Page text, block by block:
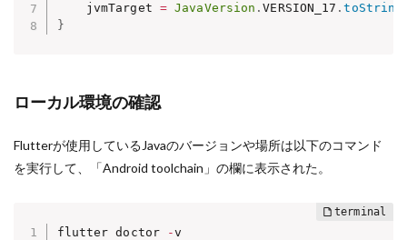
    jvmTarget
= JavaVersion .VERSION_17 .toString
}
ローカル環境の確認
Flutterが使用しているJavaのバージョンや場所は以下のコマンド
を実行して、「Android toolchain」の欄に表示された。
flutter doctor -v